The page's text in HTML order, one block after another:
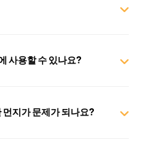
사용할 수 있나요?
지가 문제가 되나요?